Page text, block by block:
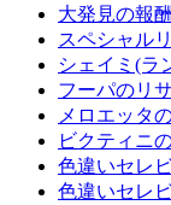
大発見の報
スペシャル
シェイミ(ラ
フーパのリ
メロエッタ
ビクティニ
色違いセレ
色違いセレ